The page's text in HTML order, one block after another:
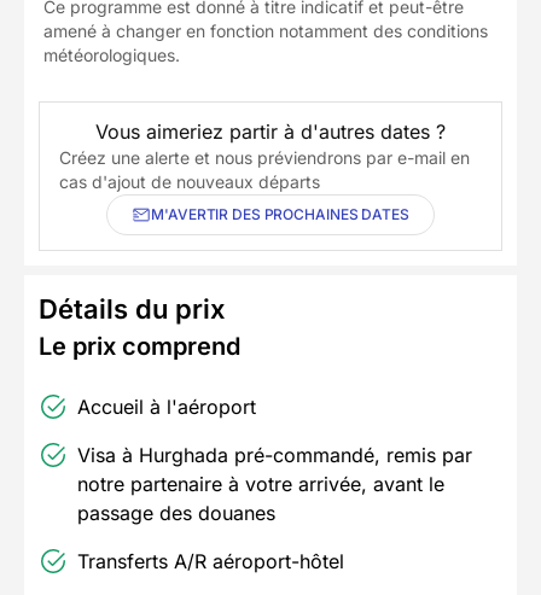
Ce programme est donné à titre indicatif et peut-être
amené à changer en fonction notamment des conditions
météorologiques.
Vous aimeriez partir à d'autres dates ?
Créez une alerte et nous préviendrons par e-mail en
cas d'ajout de nouveaux départs
M'AVERTIR DES PROCHAINES DATES
Détails du prix
Le prix comprend
Accueil à l'aéroport
Visa à Hurghada pré-commandé, remis par
notre partenaire à votre arrivée, avant le
passage des douanes
Transferts A/R aéroport-hôtel